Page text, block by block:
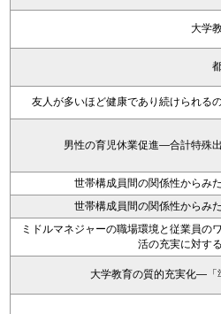
大学
友人が多いほど健康であり続けられる
男性の育児休業促進―合計特殊
世帯構成員間の関係性からみ
世帯構成員間の関係性からみ
ミドルマネジャーの職場環境と従業員
活の充実に対す
大学教育の質的充実化―